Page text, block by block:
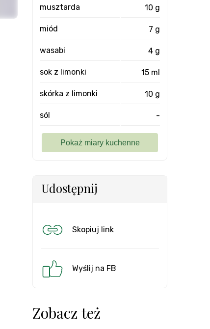
musztarda 10 g
miód 7 g
wasabi 4 g
sok z limonki 15 ml
skórka z limonki 10 g
sól -
Udostępnij
Skopiuj link
Wyślij na FB
Zobacz też